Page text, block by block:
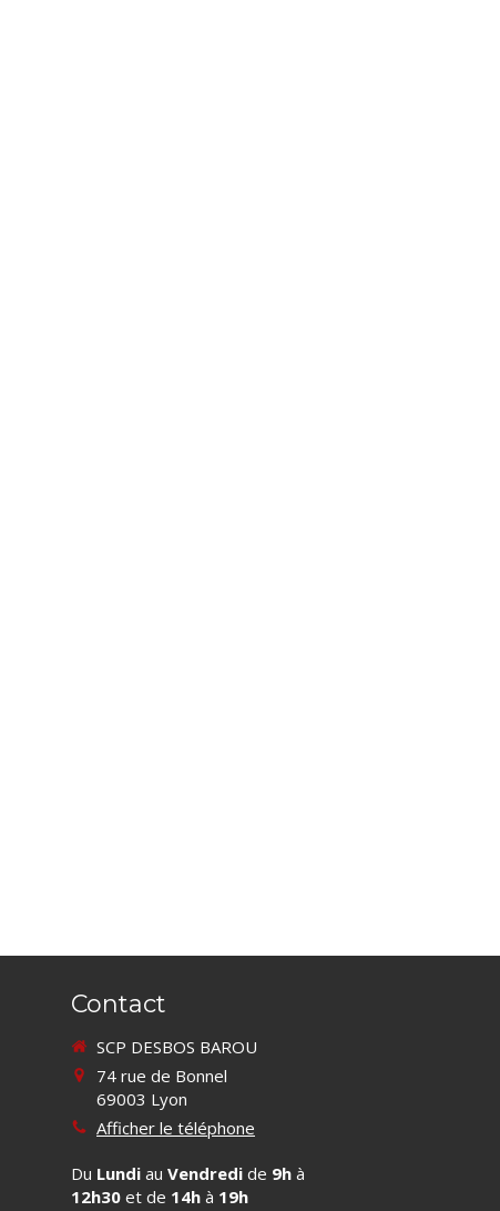
Contact
SCP DESBOS BAROU
74 rue de Bonnel
69003 Lyon
Afficher le téléphone
Du Lundiau Vendredide 9hà
12h30et de 14hà 19h